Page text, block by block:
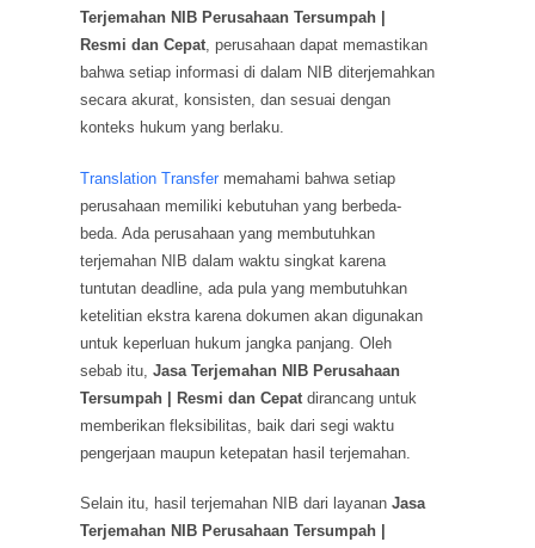
Terjemahan NIB Perusahaan Tersumpah |
Resmi dan Cepat, perusahaan dapat memastikan
bahwa setiap informasi di dalam NIB diterjemahkan
secara akurat, konsisten, dan sesuai dengan
konteks hukum yang berlaku.
Translation Transfer memahami bahwa setiap
perusahaan memiliki kebutuhan yang berbeda-
beda. Ada perusahaan yang membutuhkan
terjemahan NIB dalam waktu singkat karena
tuntutan deadline, ada pula yang membutuhkan
ketelitian ekstra karena dokumen akan digunakan
untuk keperluan hukum jangka panjang. Oleh
sebab itu,Jasa Terjemahan NIB Perusahaan
Tersumpah | Resmi dan Cepat dirancang untuk
memberikan fleksibilitas, baik dari segi waktu
pengerjaan maupun ketepatan hasil terjemahan.
Selain itu, hasil terjemahan NIB dari layananJasa
Terjemahan NIB Perusahaan Tersumpah |